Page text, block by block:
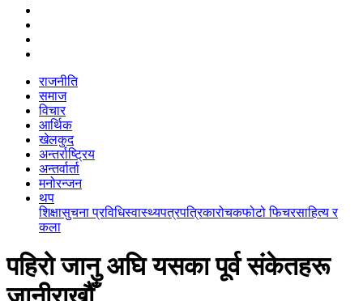
राजनीति
समाज
विचार
आर्थिक
खेलकुद
अन्तर्राष्ट्रिय
अन्तर्वार्ता
मनोरन्जन
थप
शिक्षासुचना प्रविधिस्वास्थ्यपत्रपत्रिकारोचकफोटो फिचरसाहित्य र
कला
पहिरो जानु अघि यसका पूर्व संकेतहरू